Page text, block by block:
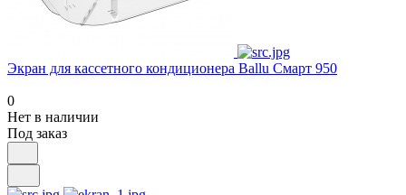
Экран для кассетного кондиционера Ballu Смарт 950
0
Нет в наличии
Под заказ